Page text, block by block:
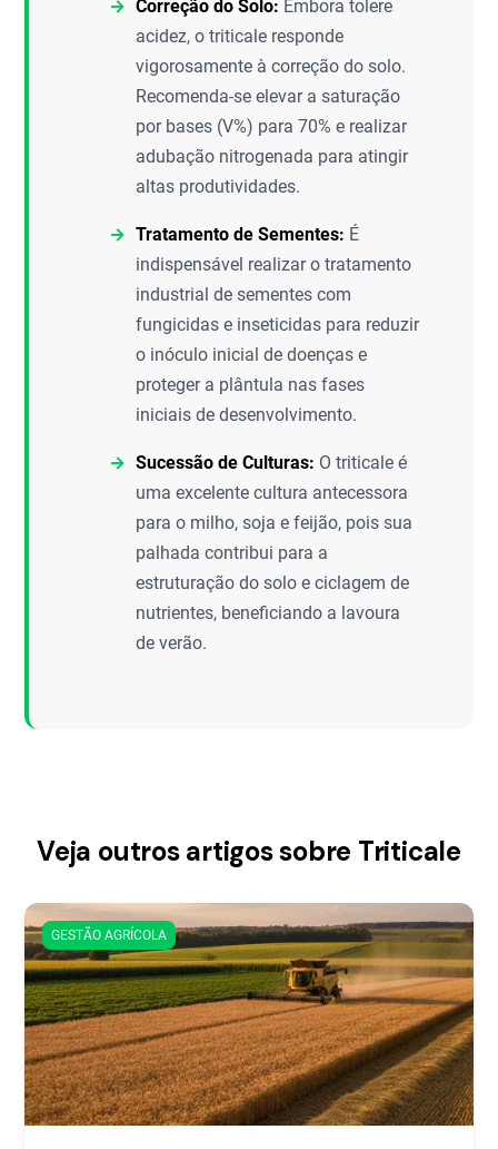
Correção do Solo: Embora tolere
acidez, o triticale responde
vigorosamente à correção do solo.
Recomenda-se elevar a saturação
por bases (V%) para 70% e realizar
adubação nitrogenada para atingir
altas produtividades.
Tratamento de Sementes: É
indispensável realizar o tratamento
industrial de sementes com
fungicidas e inseticidas para reduzir
o inóculo inicial de doenças e
proteger a plântula nas fases
iniciais de desenvolvimento.
Sucessão de Culturas: O triticale é
uma excelente cultura antecessora
para o milho, soja e feijão, pois sua
palhada contribui para a
estruturação do solo e ciclagem de
nutrientes, beneficiando a lavoura
de verão.
Veja outros artigos sobre Triticale
GESTÃO AGRÍCOLA